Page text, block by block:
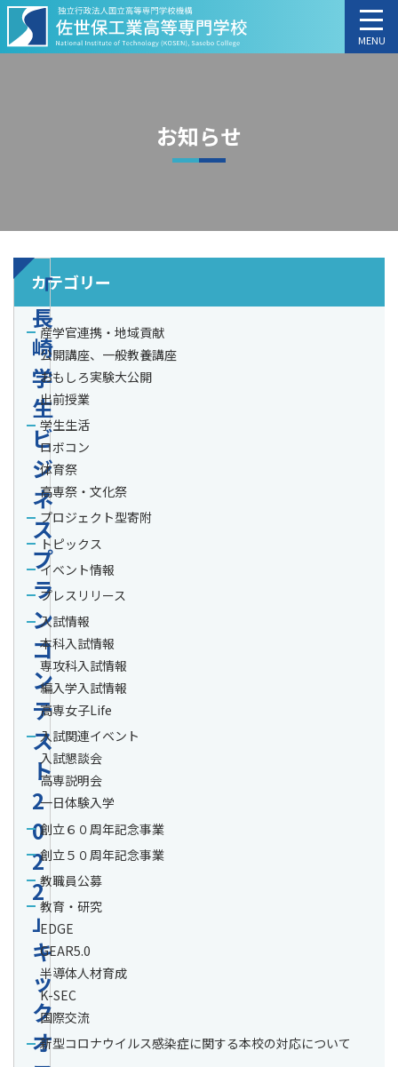
MENU
お知らせ
「
長
崎
学
生
ビ
ジ
ネ
ス
プ
ラ
ン
コ
ン
テ
ス
ト
2
0
2
2
」
キ
ッ
ク
オ
カテゴリー
産学官連携・地域貢献
公開講座、一般教養講座
おもしろ実験大公開
出前授業
学生生活
ロボコン
体育祭
高専祭・文化祭
プロジェクト型寄附
トピックス
イベント情報
プレスリリース
入試情報
本科入試情報
専攻科入試情報
編入学入試情報
高専女子Life
入試関連イベント
入試懇談会
高専説明会
一日体験入学
創立６０周年記念事業
創立５０周年記念事業
教職員公募
教育・研究
EDGE
GEAR5.0
半導体人材育成
K-SEC
国際交流
新型コロナウイルス感染症に関する本校の対応について